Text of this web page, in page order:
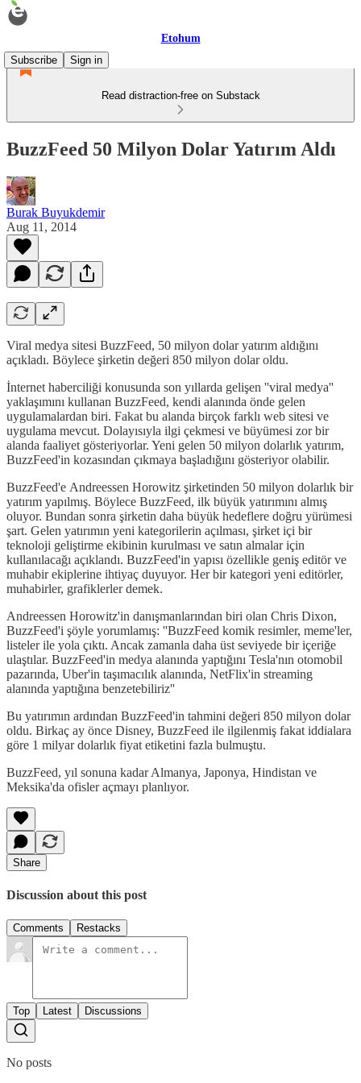
Etohum
Subscribe
Sign in
Read distraction-free on Substack
BuzzFeed 50 Milyon Dolar Yatırım Aldı
Burak Buyukdemir
Aug 11, 2014
Viral medya sitesi BuzzFeed, 50 milyon dolar yatırım aldığını
açıkladı. Böylece şirketin değeri 850 milyon dolar oldu.
İnternet haberciliği konusunda son yıllarda gelişen ''viral medya''
yaklaşımını kullanan BuzzFeed, kendi alanında önde gelen
uygulamalardan biri. Fakat bu alanda birçok farklı web sitesi ve
uygulama mevcut. Dolayısıyla ilgi çekmesi ve büyümesi zor bir
alanda faaliyet gösteriyorlar. Yeni gelen 50 milyon dolarlık yatırım,
BuzzFeed'in kozasından çıkmaya başladığını gösteriyor olabilir.
BuzzFeed'e Andreessen Horowitz şirketinden 50 milyon dolarlık bir
yatırım yapılmış. Böylece BuzzFeed, ilk büyük yatırımını almış
oluyor. Bundan sonra şirketin daha büyük hedeflere doğru yürümesi
şart. Gelen yatırımın yeni kategorilerin açılması, şirket içi bir
teknoloji geliştirme ekibinin kurulması ve satın almalar için
kullanılacağı açıklandı. BuzzFeed'in yapısı özellikle geniş editör ve
muhabir ekiplerine ihtiyaç duyuyor. Her bir kategori yeni editörler,
muhabirler, grafiklerler demek.
Andreessen Horowitz'in danışmanlarından biri olan Chris Dixon,
BuzzFeed'i şöyle yorumlamış: ''BuzzFeed komik resimler, meme'ler,
listeler ile yola çıktı. Ancak zamanla daha üst seviyede bir içeriğe
ulaştılar. BuzzFeed'in medya alanında yaptığını Tesla'nın otomobil
pazarında, Uber'in taşımacılık alanında, NetFlix'in streaming
alanında yaptığına benzetebiliriz''
Bu yatırımın ardından BuzzFeed'in tahmini değeri 850 milyon dolar
oldu. Birkaç ay önce Disney, BuzzFeed ile ilgilenmiş fakat iddialara
göre 1 milyar dolarlık fiyat etiketini fazla bulmuştu.
BuzzFeed, yıl sonuna kadar Almanya, Japonya, Hindistan ve
Meksika'da ofisler açmayı planlıyor.
Share
Discussion about this post
Comments Restacks
Top Latest Discussions
No posts